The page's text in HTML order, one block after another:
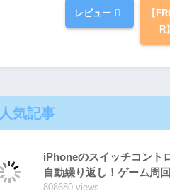
レビュー
【
R】
人気記事
iPhoneのスイッチコント
自動繰り返し！ゲーム周
808680 views